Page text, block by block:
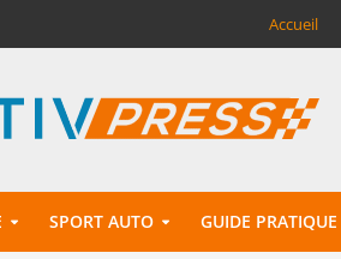
Accueil
SPORT AUTO GUIDE PRATIQUE